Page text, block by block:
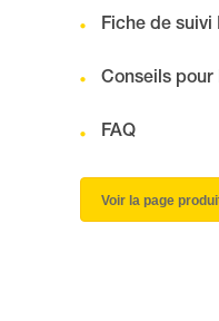
Fiche de suivi
Conseils pour
FAQ
Voir la page